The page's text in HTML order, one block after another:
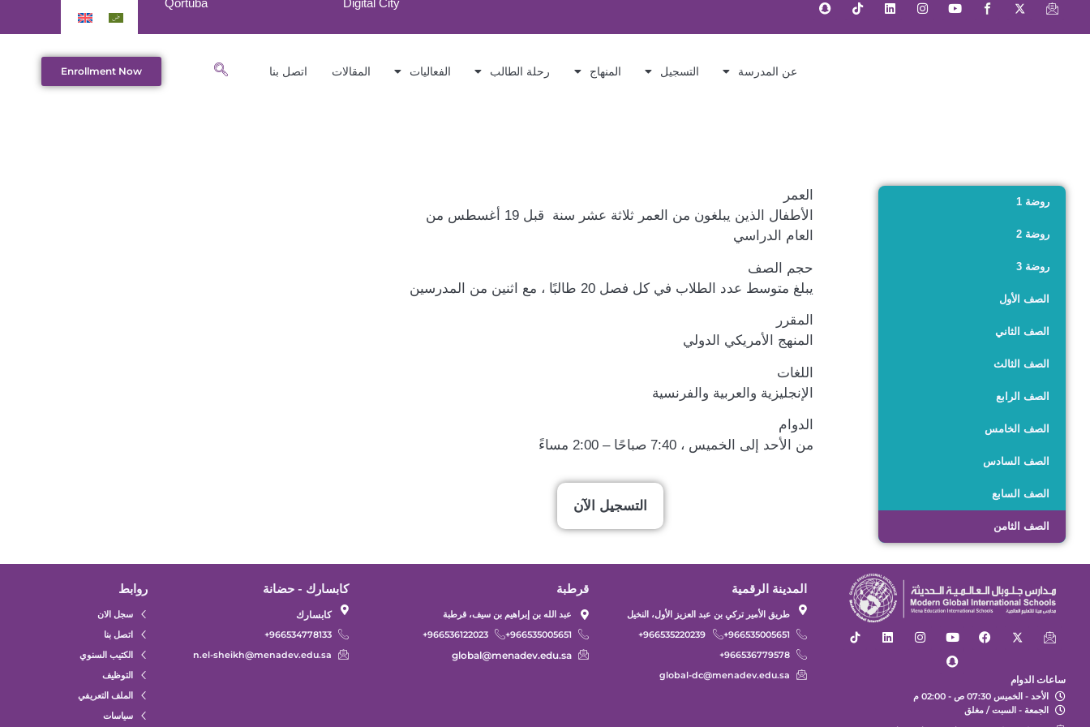
Digital City
Qortuba
عن المدرسة التسجيل المنهاج رحلة الطالب الفعاليات المقالات اتصل بنا Enrollment Now
روضة 1
روضة 2
روضة 3
الصف الأول
الصف الثاني
الصف الثالث
الصف الرابع
الصف الخامس
الصف السادس
الصف السابع
الصف الثامن
العمر
الأطفال الذين يبلغون من العمر ثلاثة عشر سنة قبل 19 أغسطس من
العام الدراسي
حجم الصف
يبلغ متوسط عدد الطلاب في كل فصل 20 طالبًا ، مع اثنين من المدرسين
المقرر
المنهج الأمريكي الدولي
اللغات
الإنجليزية والعربية والفرنسية
الدوام
من الأحد إلى الخميس ، 7:40 صباحًا – 2:00 مساءً
التسجيل الآن
ساعات الدوام
الأحد - الخميس 07:30 ص - 02:00 م
الجمعة - السبت / مغلق
المدينة الرقمية
طريق الأمير تركي بن عبد العزيز الأول، النخيل
966535005651+
966535220239+
966536779578+
global-dc@menadev.edu.sa
قرطبة
عبد الله بن إبراهيم بن سيف، قرطبة
966535005651+
966536122023+
global@menadev.edu.sa
كابسارك - حضانة
كابسارك
966534778133+
n.el-sheikh@menadev.edu.sa
روابط
سجل الان
اتصل بنا
الكتيب السنوي
التوظيف
الملف التعريفي
سياسات